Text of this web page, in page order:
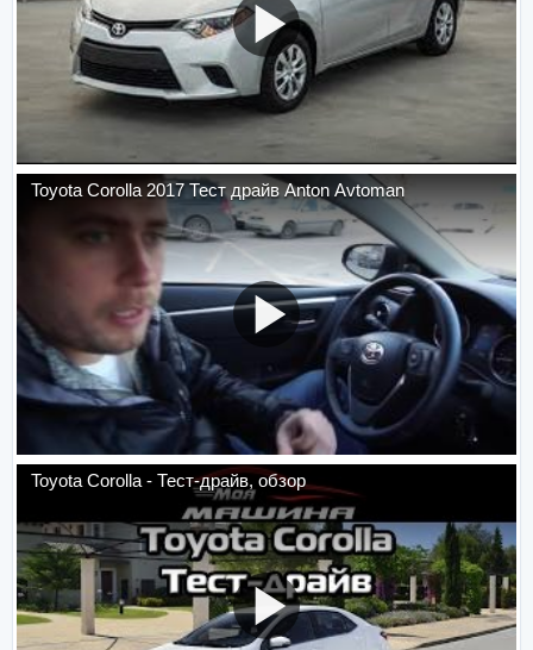
Toyota Corolla 2017 Тест драйв Anton Avtoman
Toyota Corolla - Тест-драйв, обзор